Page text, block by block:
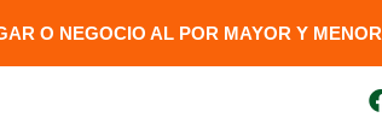
O NEGOCIO AL POR MAYOR Y MENOR​